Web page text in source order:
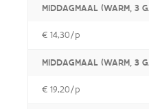
MIDDAGMAAL (WARM, 3
€ 14,30/p
MIDDAGMAAL (WARM, 3
€ 19,20/p